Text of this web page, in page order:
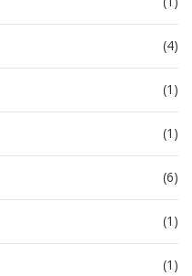
(4)
(1)
(1)
(6)
(1)
(1)